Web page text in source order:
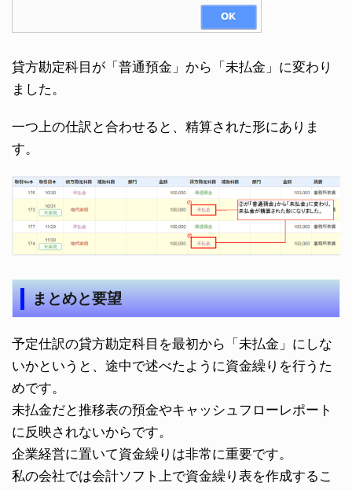
貸方勘定科目が「普通預金」から「未払金」に変わり
ました。
一つ上の仕訳と合わせると、精算された形にありま
す。
まとめと要望
予定仕訳の貸方勘定科目を最初から「未払金」にしな
いかというと、途中で述べたように資金繰りを行うた
めです。
未払金だと推移表の預金やキャッシュフローレポート
に反映されないからです。
企業経営に置いて資金繰りは非常に重要です。
私の会社では会計ソフト上で資金繰り表を作成するこ